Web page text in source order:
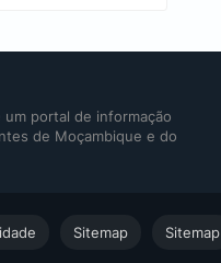
portal de informação
de Moçambique e do
Sitemap Sitemap